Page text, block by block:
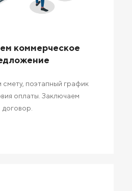
коммерческое
поэтапный график
оплаты. Заключаем
договор.